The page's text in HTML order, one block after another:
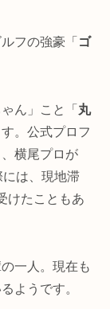
フの強豪「 ゴ
ん」こと「 丸
す。公式プロフ
横尾プロが
は、現地滞
けたこともあ
一人。現在も
ようです。